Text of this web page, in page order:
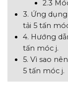
2.3
3. Ứng
tải 5 tấn
4. Hướng
tấn móc j.
5. Vì sao
5 tấn móc j.